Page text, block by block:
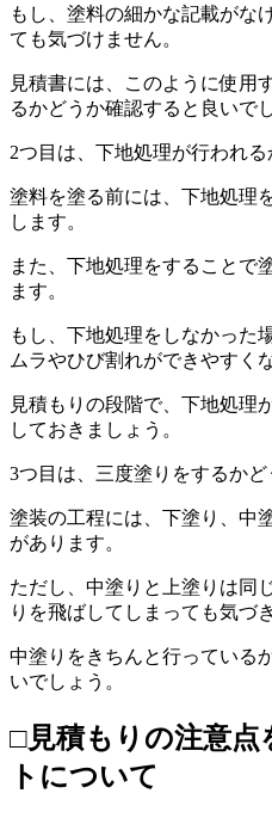
もし、塗料の細かな記載がな
ても気づけません。
見積書には、このように使用
るかどうか確認すると良いで
2つ目は、下地処理が行われる
塗料を塗る前には、下地処理
します。
また、下地処理をすることで
ます。
もし、下地処理をしなかった
ムラやひび割れができやすく
見積もりの段階で、下地処理
しておきましょう。
3つ目は、三度塗りをするかど
塗装の工程には、下塗り、中
があります。
ただし、中塗りと上塗りは同
りを飛ばしてしまっても気づ
中塗りをきちんと行っている
いでしょう。
□見積もりの注意点
トについて